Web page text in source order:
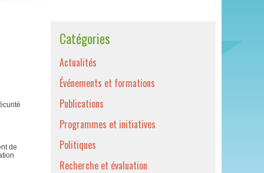
de
Catégories
Actualités
Événements et formations
Publications
Programmes et initiatives
Politiques
Recherche et évaluation